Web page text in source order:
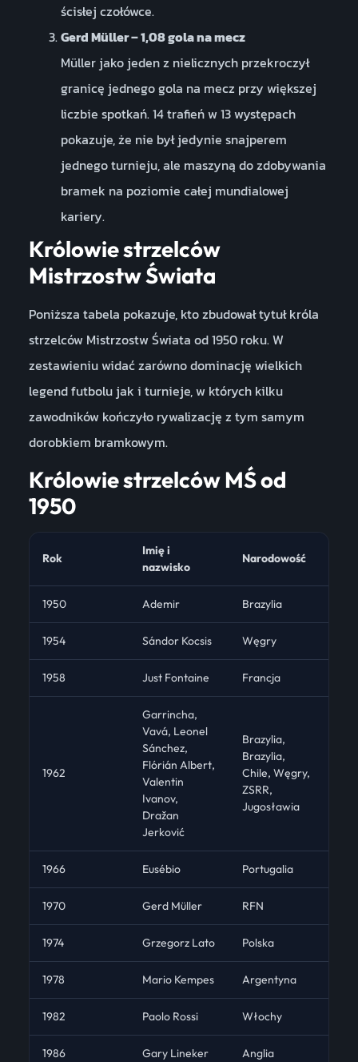
ścisłej czołówce.
Gerd Müller – 1,08 gola na mecz
Müller jako jeden z nielicznych przekroczył
granicę jednego gola na mecz przy większej
liczbie spotkań. 14 trafień w 13 występach
pokazuje, że nie był jedynie snajperem
jednego turnieju, ale maszyną do zdobywania
bramek na poziomie całej mundialowej
kariery.
Królowie strzelców
Mistrzostw Świata
Poniższa tabela pokazuje, kto zbudował tytuł króla
strzelców Mistrzostw Świata od 1950 roku. W
zestawieniu widać zarówno dominację wielkich
legend futbolu jak i turnieje, w których kilku
zawodników kończyło rywalizację z tym samym
dorobkiem bramkowym.
Królowie strzelców MŚ od
1950
Rok
Imię i
nazwisko
Narodowość
1950 Ademir Brazylia
1954 Sándor Kocsis Węgry
1958 Just Fontaine Francja
1962
Garrincha,
Vavá, Leonel
Sánchez,
Flórián Albert,
Valentin
Ivanov,
Dražan
Jerković
Brazylia,
Brazylia,
Chile, Węgry,
ZSRR,
Jugosławia
1966 Eusébio Portugalia
1970 Gerd Müller RFN
1974 Grzegorz Lato Polska
1978 Mario Kempes Argentyna
1982 Paolo Rossi Włochy
1986 Gary Lineker Anglia